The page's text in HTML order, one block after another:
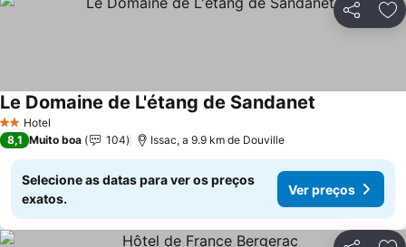
Partilhar
2 Estrelas
Hotel
Le Domaine de L'étang de Sandanet
8,1 Muito boa 104 Issac, a 9.9 km de Douville
Selecione as datas para ver os preços
exatos.
Ver preços